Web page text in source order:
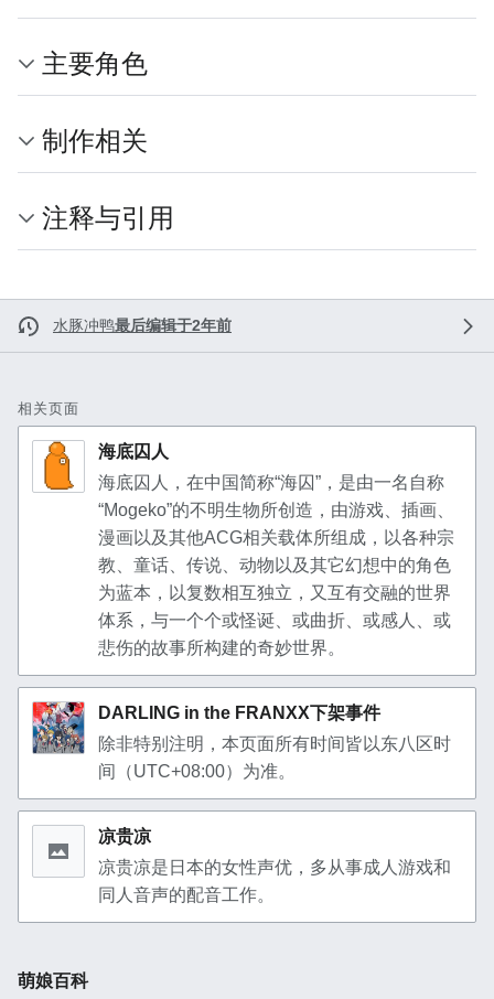
主要角色
制作相关
注释与引用
水豚冲鸭最后编辑于2年前
相关页面
海底囚人
海底囚人，在中国简称“海囚”，是由一名自称
“Mogeko”的不明生物所创造，由游戏、插画、
漫画以及其他ACG相关载体所组成，以各种宗
教、童话、传说、动物以及其它幻想中的角色
为蓝本，以复数相互独立，又互有交融的世界
体系，与一个个或怪诞、或曲折、或感人、或
悲伤的故事所构建的奇妙世界。
DARLING in the FRANXX下架事件
除非特别注明，本页面所有时间皆以东八区时
间（UTC+08:00）为准。
凉贵凉
凉贵凉是日本的女性声优，多从事成人游戏和
同人音声的配音工作。
萌娘百科